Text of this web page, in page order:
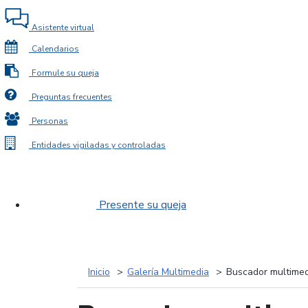
Asistente virtual
Calendarios
Formule su queja
Preguntas frecuentes
Personas
Entidades vigiladas y controladas
Presente su queja
Inicio Galería Multimedia Buscador